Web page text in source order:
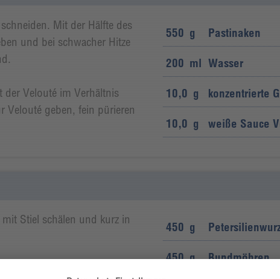
550 g Pastinaken
200 ml Wasser
10,0 g konzentrierte
10,0 g weiße Sauce
Mit der Hälfte des
und bei schwacher Hitze
der Velouté im Verhältnis
Velouté geben, fein pürieren
450 g
450 g Bundmöhren
Stiel schälen und kurz in
Perlzwiebeln, Zucker und